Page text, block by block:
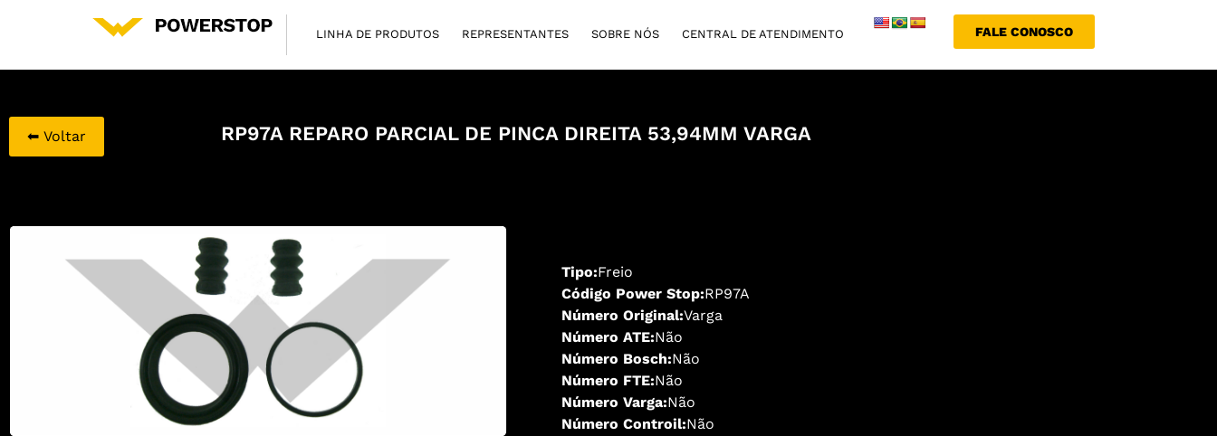
LINHA DE PRODUTOS REPRESENTANTES SOBRE NÓS CENTRAL DE ATENDIMENTO FALE CONOSCO
RP97A REPARO PARCIAL DE PINCA DIREITA 53,94MM VARGA
⬅ Voltar
Tipo:Freio
Código Power Stop:RP97A
Número Original:Varga
Número ATE:Não
Número Bosch:Não
Número FTE:Não
Número Varga:Não
Número Controil:Não